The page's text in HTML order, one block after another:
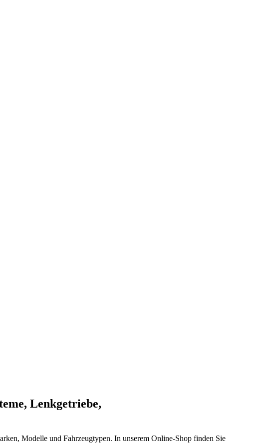
Lenkgetriebe,
Modelle und Fahrzeugtypen. In unserem Online-Shop finden Sie